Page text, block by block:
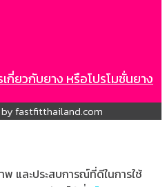
เกี่ยวกับยาง หรือโปรโมชั่นยาง
fastfitthailand.com
และประสบการณ์ที่ดีในการใช้